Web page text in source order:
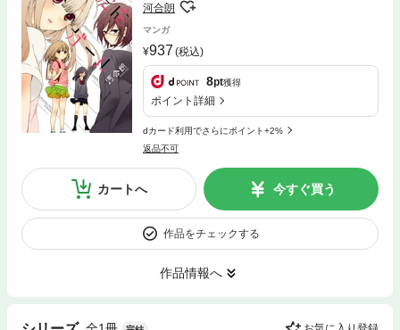
河合朗
マンガ
937 (税込)
8pt獲得
ポイント詳細
dカード利用でさらにポイント+2%
返品不可
カートへ 今すぐ買う
作品をチェックする
作品情報へ